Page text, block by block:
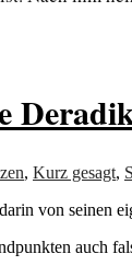
, Kurz gesagt,
von seinen
auch